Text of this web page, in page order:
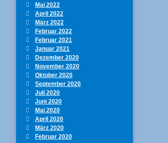
InColors 2022-2024
Mai 2022
April 2022
März 2022
Februar 2022
Februar 2021
Januar 2021
Dezember 2020
November 2020
Oktober 2020
September 2020
Juli 2020
Juni 2020
Mai 2020
April 2020
März 2020
Februar 2020